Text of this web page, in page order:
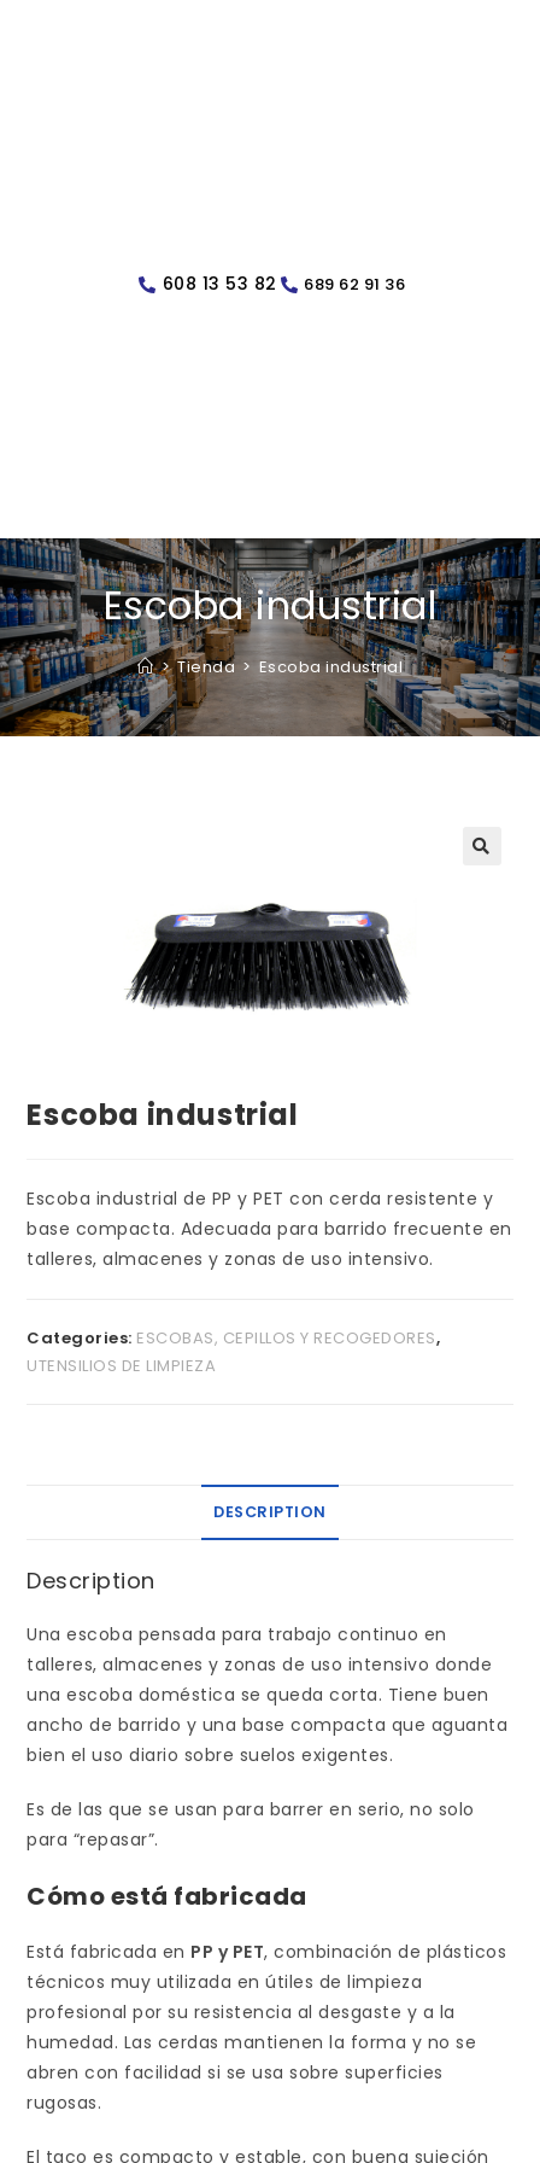
608 13 53 82 689 62 91 36
Escoba industrial
> Tienda > Escoba industrial
Escoba industrial
Escoba industrial de PP y PET con cerda resistente y
base compacta. Adecuada para barrido frecuente en
talleres, almacenes y zonas de uso intensivo.
Categories: ESCOBAS, CEPILLOS Y RECOGEDORES,
UTENSILIOS DE LIMPIEZA
DESCRIPTION
Description
Una escoba pensada para trabajo continuo en
talleres, almacenes y zonas de uso intensivo donde
una escoba doméstica se queda corta. Tiene buen
ancho de barrido y una base compacta que aguanta
bien el uso diario sobre suelos exigentes.
Es de las que se usan para barrer en serio, no solo
para “repasar”.
Cómo está fabricada
Está fabricada en PP y PET, combinación de plásticos
técnicos muy utilizada en útiles de limpieza
profesional por su resistencia al desgaste y a la
humedad. Las cerdas mantienen la forma y no se
abren con facilidad si se usa sobre superficies
rugosas.
El taco es compacto y estable, con buena sujeción